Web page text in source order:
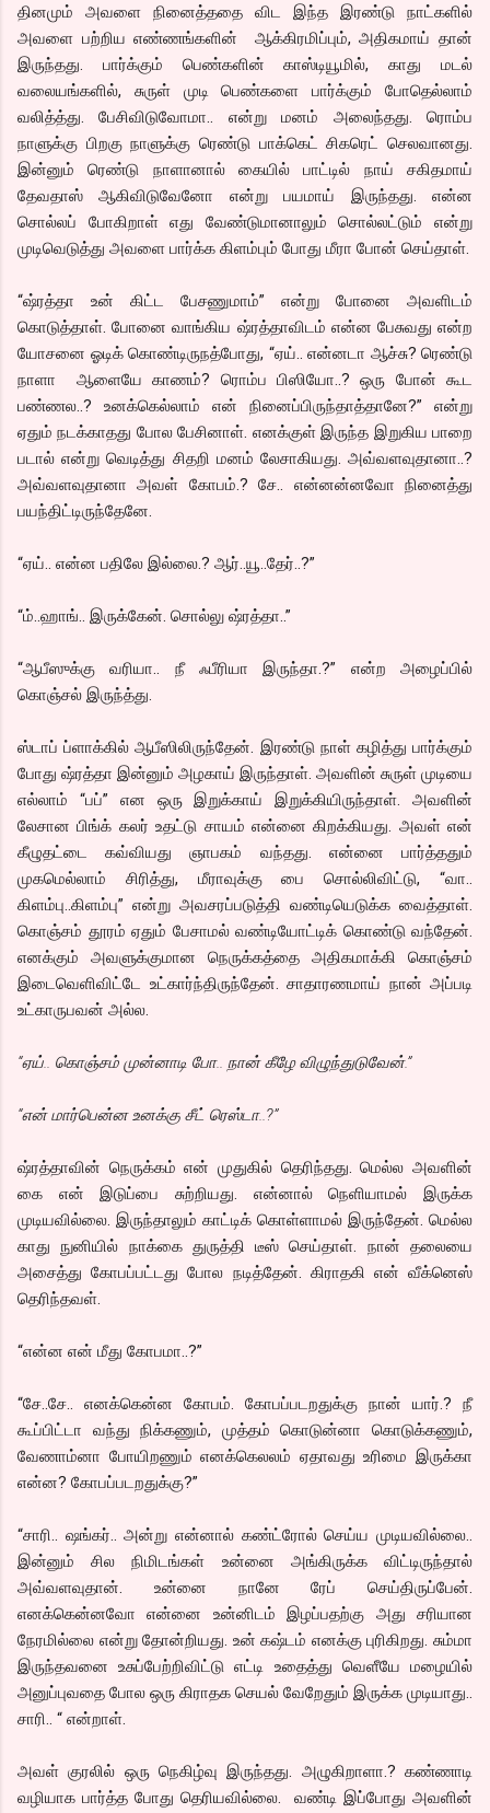
தினமும் அவளை நினைத்ததை விட இந்த இரண்டு நாட்களில்
அவளை பற்றிய எண்ணங்களின் ஆக்கிரமிப்பும், அதிகமாய் தான்
இருந்தது. பார்க்கும் பெண்களின் காஸ்டியூமில், காது மடல்
வலையங்களில், சுருள் முடி பெண்களை பார்க்கும் போதெல்லாம்
வலித்த்து. பேசிவிடுவோமா.. என்று மனம் அலைந்தது. ரொம்ப
நாளுக்கு பிறகு நாளுக்கு ரெண்டு பாக்கெட் சிகரெட் செலவானது.
இன்னும் ரெண்டு நாளானால் கையில் பாட்டில் நாய் சகிதமாய்
தேவதாஸ் ஆகிவிடுவேனோ என்று பயமாய் இருந்தது. என்ன
சொல்லப் போகிறாள் எது வேண்டுமானாலும் சொல்லட்டும் என்று
முடிவெடுத்து அவளை பார்க்க கிளம்பும் போது மீரா போன் செய்தாள்.
“ஷ்ரத்தா உன் கிட்ட பேசணுமாம்” என்று போனை அவளிடம்
கொடுத்தாள். போனை வாங்கிய ஷ்ரத்தாவிடம் என்ன பேசுவது என்ற
யோசனை ஓடிக் கொண்டிருநத்போது, “ஏய்.. என்னடா ஆச்சு? ரெண்டு
நாளா ஆளையே காணம்? ரொம்ப பிஸியோ..? ஒரு போன் கூட
பண்ணல..? உனக்கெல்லாம் என் நினைப்பிருந்தாத்தானே?” என்று
ஏதும் நடக்காதது போல பேசினாள். எனக்குள் இருந்த இறுகிய பாறை
படால் என்று வெடித்து சிதறி மனம் லேசாகியது. அவ்வளவுதானா..?
அவ்வளவுதானா அவள் கோபம்.? சே.. என்னன்னவோ நினைத்து
பயந்திட்டிருந்தேனே.
“ஏய்.. என்ன பதிலே இல்லை.? ஆர்..யூ..தேர்..?”
“ம்..ஹாங்.. இருக்கேன். சொல்லு ஷ்ரத்தா..”
“ஆபீஸுக்கு வரியா.. நீ ஃபீரியா இருந்தா.?” என்ற அழைப்பில்
கொஞ்சல் இருந்த்து.
ஸ்டாப் ப்ளாக்கில் ஆபீஸிலிருந்தேன். இரண்டு நாள் கழித்து பார்க்கும்
போது ஷ்ரத்தா இன்னும் அழகாய் இருந்தாள். அவளின் சுருள் முடியை
எல்லாம் “பப்” என ஒரு இறுக்காய் இறுக்கியிருந்தாள். அவளின்
லேசான பிங்க் கலர் உதட்டு சாயம் என்னை கிறக்கியது. அவள் என்
கீழுதட்டை கவ்வியது ஞாபகம் வந்தது. என்னை பார்த்ததும்
முகமெல்லாம் சிரித்து, மீராவுக்கு பை சொல்லிவிட்டு, “வா..
கிளம்பு..கிளம்பு” என்று அவசரப்படுத்தி வண்டியெடுக்க வைத்தாள்.
கொஞ்சம் தூரம் ஏதும் பேசாமல் வண்டியோட்டிக் கொண்டு வந்தேன்.
எனக்கும் அவளுக்குமான நெருக்கத்தை அதிகமாக்கி கொஞ்சம்
இடைவெளிவிட்டே உட்கார்ந்திருந்தேன். சாதாரணமாய் நான் அப்படி
உட்காருபவன் அல்ல.
“ஏய்.. கொஞ்சம் முன்னாடி போ.. நான் கீழே விழுந்துடுவேன்.”
“என் மார்பென்ன உனக்கு சீட் ரெஸ்டா..?”
ஷ்ரத்தாவின் நெருக்கம் என் முதுகில் தெரிந்தது. மெல்ல அவளின்
கை என் இடுப்பை சுற்றியது. என்னால் நெளியாமல் இருக்க
முடியவில்லை. இருந்தாலும் காட்டிக் கொள்ளாமல் இருந்தேன். மெல்ல
காது நுனியில் நாக்கை துருத்தி டீஸ் செய்தாள். நான் தலையை
அசைத்து கோபப்பட்டது போல நடித்தேன். கிராதகி என் வீக்னெஸ்
தெரிந்தவள்.
“என்ன என் மீது கோபமா..?”
“சே..சே.. எனக்கென்ன கோபம். கோபப்படறதுக்கு நான் யார்.? நீ
கூப்பிட்டா வந்து நிக்கணும், முத்தம் கொடுன்னா கொடுக்கணும்,
வேணாம்னா போயிறணும் எனக்கெலலம் ஏதாவது உரிமை இருக்கா
என்ன? கோபப்படறதுக்கு?”
“சாரி.. ஷங்கர்.. அன்று என்னால் கண்ட்ரோல் செய்ய முடியவில்லை..
இன்னும் சில நிமிடங்கள் உன்னை அங்கிருக்க விட்டிருந்தால்
அவ்வளவுதான். உன்னை நானே ரேப் செய்திருப்பேன்.
எனக்கென்னவோ என்னை உன்னிடம் இழப்பதற்கு அது சரியான
நேரமில்லை என்று தோன்றியது. உன் கஷ்டம் எனக்கு புரிகிறது. சும்மா
இருந்தவனை உசுப்பேற்றிவிட்டு எட்டி உதைத்து வெளீயே மழையில்
அனுப்புவதை போல ஒரு கிராதக செயல் வேறேதும் இருக்க முடியாது..
சாரி.. “ என்றாள்.
அவள் குரலில் ஒரு நெகிழ்வு இருந்தது. அழுகிறாளா.? கண்ணாடி
வழியாக பார்த்த போது தெரியவில்லை. வண்டி இப்போது அவளின்